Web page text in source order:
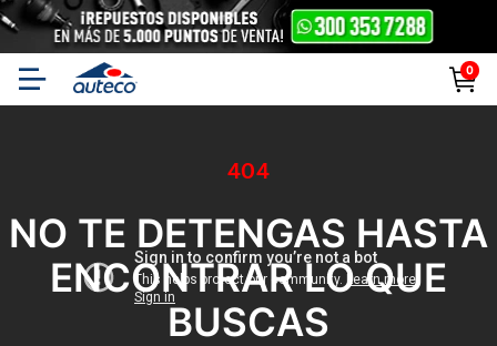
0
404
NO TE DETENGAS HASTA
ENCONTRAR LO QUE
BUSCAS